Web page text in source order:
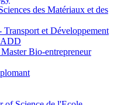
des Matériaux et des
et Développement
Bio-entrepreneur